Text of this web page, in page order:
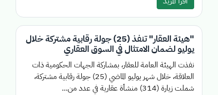
"هيئة العقار" تنفذ (25) جولة رقابية مشتركة خلال
يوليو لضمان الامتثال في السوق العقاري
نفذت الهيئة العامة للعقار، بمشاركة الجهات الحكومية ذات
العلاقة، خلال شهر يوليو الماضي (25) جولة رقابية مشتركة،
شملت زيارة (314) منشأة عقارية في عدد من...